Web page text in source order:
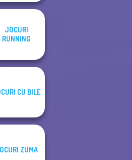
JOCURI
RUNNING
CU BILE
ZUMA